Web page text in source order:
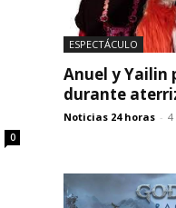
0
ESPECTÁCULO
Anuel y Yailin
durante
Noticias 24 horas - 4